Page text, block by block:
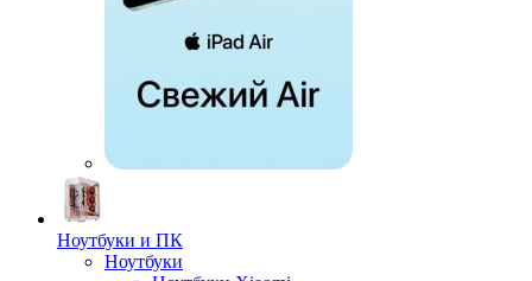
Ноутбуки и ПК
Ноутбуки